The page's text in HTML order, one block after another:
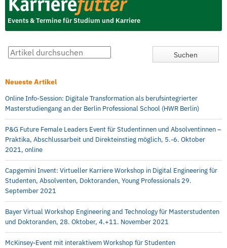
Events & Termine für Studium und Karriere
Neueste Artikel
Online Info-Session: Digitale Transformation als berufsintegrierter
Masterstudiengang an der Berlin Professional School (HWR Berlin)
P&G Future Female Leaders Event für Studentinnen und Absolventinnen –
Praktika, Abschlussarbeit und Direkteinstieg möglich, 5.-6. Oktober
2021, online
Capgemini Invent: Virtueller Karriere Workshop in Digital Engineering für
Studenten, Absolventen, Doktoranden, Young Professionals 29.
September 2021
Bayer Virtual Workshop Engineering and Technology für Masterstudenten
und Doktoranden, 28. Oktober, 4.+11. November 2021
McKinsey-Event mit interaktivem Workshop für Studenten